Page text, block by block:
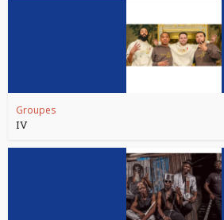
Groupes
IV